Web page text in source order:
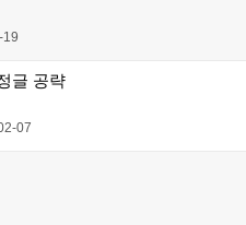
19
글 공략
07